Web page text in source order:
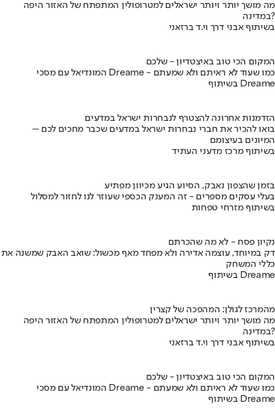
מה מושך יותר ויותר ישראלים למטרופולין המתפתח של האזור היפה
במדינה?
בשיתוף אבני דרך וי.ד ברזאני
המקום הכי טוב באיצטדיון - שלכם
המונדיאל עם מסכי Dreame - כמו שעוד לא ראיתם ולא שמעתם
בשיתוף Dreame
הזדמנות אחרונה להצטרף לנבחרות ישראל במדעים
בואו להכיר את חברי נבחרות ישראל במדעים שכבר מחכים לכם –
המיונים בעיצומם
בשיתוף מרכז מדעני העתיד
בזמן שהצפון נאבק, הסיוע הגיע מכיוון מפתיע
בעלי עסקים מספרים - זה המענק הכספי שעוזר לנו לחזור למסלול
בשיתוף מזרחי טפחות
נקיון פסח - לא מה שהכרתם
דק במיוחד, עוצמה אדירה ולא מפחד מאף מכשול: שואב האבק שמשנה את
כללי המשחק
בשיתוף Dreame
מהמרכז לגולן: המהפכה של קצרין
מה מושך יותר ויותר ישראלים למטרופולין המתפתח של האזור היפה
במדינה?
בשיתוף אבני דרך וי.ד ברזאני
המקום הכי טוב באיצטדיון - שלכם
המונדיאל עם מסכי Dreame - כמו שעוד לא ראיתם ולא שמעתם
בשיתוף Dreame